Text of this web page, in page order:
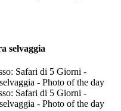
selvaggia